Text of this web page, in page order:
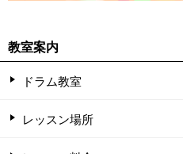
教室案内
ドラム教室
レッスン場所